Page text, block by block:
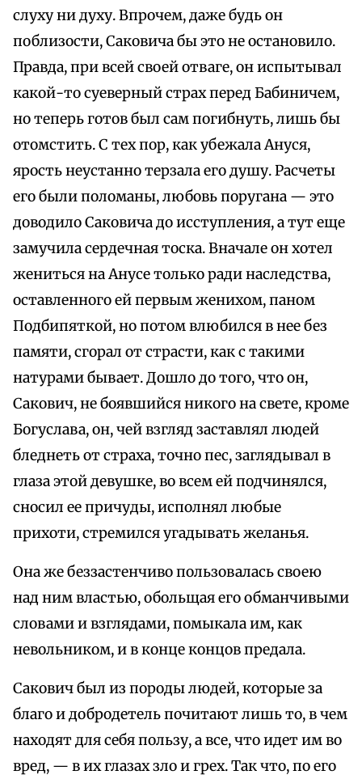
слуху ни духу. Впрочем, даже будь он
поблизости, Саковича бы это не остановило.
Правда, при всей своей отваге, он испытывал
какой-то суеверный страх перед Бабиничем,
но теперь готов был сам погибнуть, лишь бы
отомстить. С тех пор, как убежала Ануся,
ярость неустанно терзала его душу. Расчеты
его были поломаны, любовь поругана — это
доводило Саковича до исступления, а тут еще
замучила сердечная тоска. Вначале он хотел
жениться на Анусе только ради наследства,
оставленного ей первым женихом, паном
Подбипяткой, но потом влюбился в нее без
памяти, сгорал от страсти, как с такими
натурами бывает. Дошло до того, что он,
Сакович, не боявшийся никого на свете, кроме
Богуслава, он, чей взгляд заставлял людей
бледнеть от страха, точно пес, заглядывал в
глаза этой девушке, во всем ей подчинялся,
сносил ее причуды, исполнял любые
прихоти, стремился угадывать желанья.
Она же беззастенчиво пользовалась своею
над ним властью, обольщая его обманчивыми
словами и взглядами, помыкала им, как
невольником, и в конце концов предала.
Сакович был из породы людей, которые за
благо и добродетель почитают лишь то, в чем
находят для себя пользу, а все, что идет им во
вред, — в их глазах зло и грех. Так что, по его